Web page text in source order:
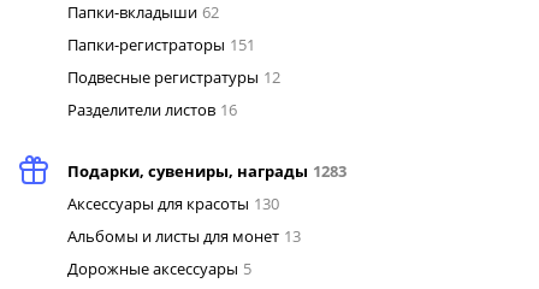
Папки-вкладыши 62
Папки-регистраторы 151
Подвесные регистратуры 12
Разделители листов 16
Подарки, сувениры, награды 1283
Аксессуары для красоты 130
Альбомы и листы для монет 13
Дорожные аксессуары 5